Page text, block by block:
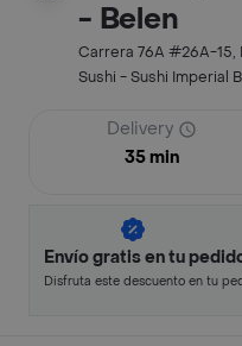
- Belen
Carrera 76A #26A-15,
Sushi - Sushi Imperial
Delivery
35 min
Envío gratis en tu
Disfruta este descuento en tu